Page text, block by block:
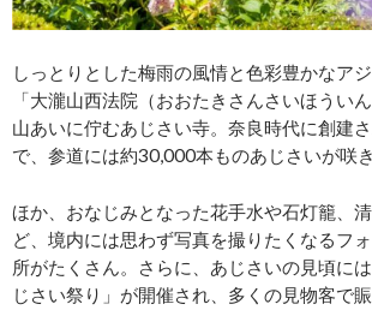
しっとりとした梅雨の風情と色彩豊かなア
「大瀧山西法院（おおたきさんさいほうい
山あいに佇むあじさい寺。奈良時代に創建
で、参道には約30,000本ものあじさいが咲
ほか、おなじみとなった花手水や石灯籠、
ど、境内には思わず写真を撮りたくなるフ
所がたくさん。さらに、あじさいの見頃に
じさい祭り」が開催され、多くの見物客で賑